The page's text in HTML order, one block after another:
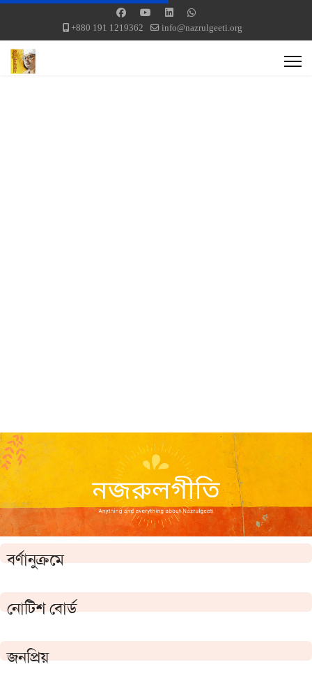
+880 191 1219362 info@nazrulgeeti.org
বর্ণানুক্রমে
নোটিশ বোর্ড
জনপ্রিয়